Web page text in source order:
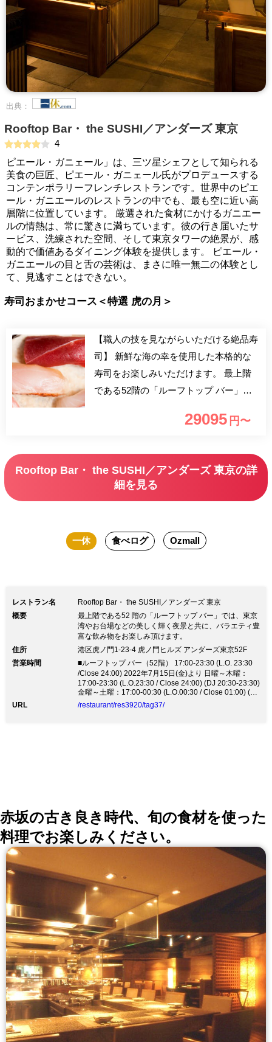
出典：
Rooftop Bar・ the SUSHI／アンダーズ 東京
4
ピエール・ガニェール」は、三ツ星シェフとして知られる
美食の巨匠、ピエール・ガニェール氏がプロデュースする
コンテンポラリーフレンチレストランです。世界中のピエ
ール・ガニエールのレストランの中でも、最も空に近い高
層階に位置しています。 厳選された食材にかけるガニエー
ルの情熱は、常に驚きに満ちています。彼の行き届いたサ
ービス、洗練された空間、そして東京タワーの絶景が、感
動的で価値あるダイニング体験を提供します。 ピエール・
ガニエールの目と舌の芸術は、まさに唯一無二の体験とし
て、見逃すことはできない。
寿司おまかせコース＜特選 虎の月＞
【職人の技を見ながらいただける絶品寿
司】 新鮮な海の幸を使用した本格的な
寿司をお楽しみいただけます。 最上階
である52階の「ルーフトップ バー」の
「the SUSHI」があります。
29095 円〜
Rooftop Bar・ the SUSHI／アンダーズ 東京の詳
細を見る
一休 食べログ Ozmall
レストラン名
Rooftop Bar・ the SUSHI／アンダーズ 東京
概要
最上階である52 階の「ルーフトップ バー」では、東京
湾やお台場などの美しく輝く夜景と共に、バラエティ豊
富な飲み物をお楽しみ頂けます。
住所
港区虎ノ門1-23-4 虎ノ門ヒルズ アンダーズ東京52F
営業時間
■ルーフトップ バー（52階） 17:00-23:30 (L.O. 23:30
/Close 24:00) 2022年7月15日(金)より 日曜～木曜：
17:00-23:30 (L.O.23:30 / Close 24:00) (DJ 20:30-23:30)
金曜～土曜：17:00-00:30 (L.O.00:30 / Close 01:00) (DJ
20:30-00:30) ■the Sushi (52F) 毎日：17:00-20:30 (L.O.
URL /restaurant/res3920/tag37/
赤坂の古き良き時代、旬の食材を使った
料理でお楽しみください。